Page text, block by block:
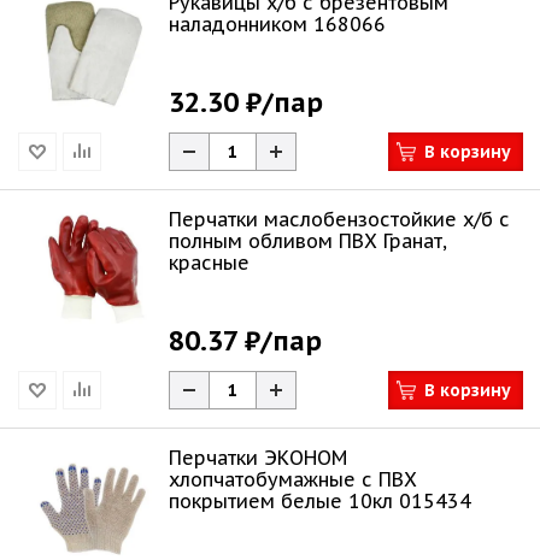
наладонником 168066
32.30 ₽/пар
В корзину
Перчатки маслобензостойкие х/б с
полным обливом ПВХ Гранат,
красные
80.37 ₽/пар
В корзину
Перчатки ЭКОНОМ
хлопчатобумажные с ПВХ
покрытием белые 10кл 015434